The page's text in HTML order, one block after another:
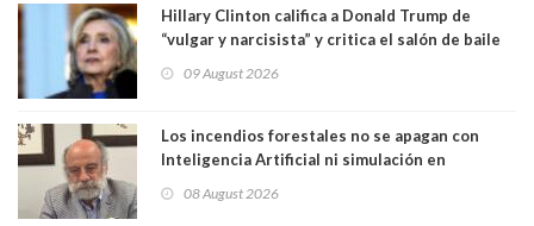
Hillary Clinton califica a Donald Trump de
“vulgar y narcisista” y critica el salón de baile
casa. Y la está destruyendo”
09 August 2026
Los incendios forestales no se apagan con
Inteligencia Artificial ni simulación en
Magister en Asentamientos Humanos PUC
08 August 2026